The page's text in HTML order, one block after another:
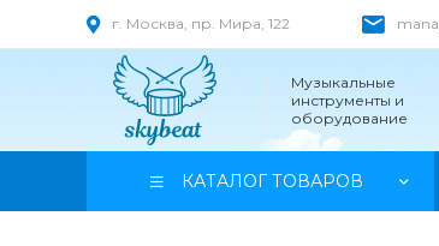
г. Москва, пр. Мира, 122
Музыкальные
инструменты и
оборудование
КАТАЛОГ ТОВАРОВ